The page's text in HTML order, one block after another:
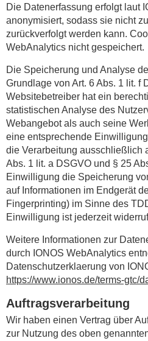
Die Datenerfassung erfolgt laut
anonymisiert, sodass sie nicht
zurückverfolgt werden kann.
WebAnalytics nicht gespeichert.
Die Speicherung und Analyse
Grundlage von Art. 6 Abs. 1 lit. f
Websitebetreiber hat ein
statistischen Analyse des
Webangebot als auch seine
eine entsprechende
die Verarbeitung ausschließlich
Abs. 1 lit. a DSGVO und § 25
Einwilligung die Speicherung
auf Informationen im Endgerät
Fingerprinting) im Sinne des
Einwilligung ist jederzeit
Weitere Informationen zur
durch IONOS WebAnalytics
Datenschutzerklaerung von
https://www.ionos.de/terms-gtc/
Auftragsverarbeitung
Wir haben einen Vertrag über
zur Nutzung des oben